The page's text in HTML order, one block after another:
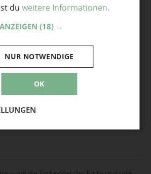
du weitere Informationen.
(18) →
OK
NUR NOTWENDIGE